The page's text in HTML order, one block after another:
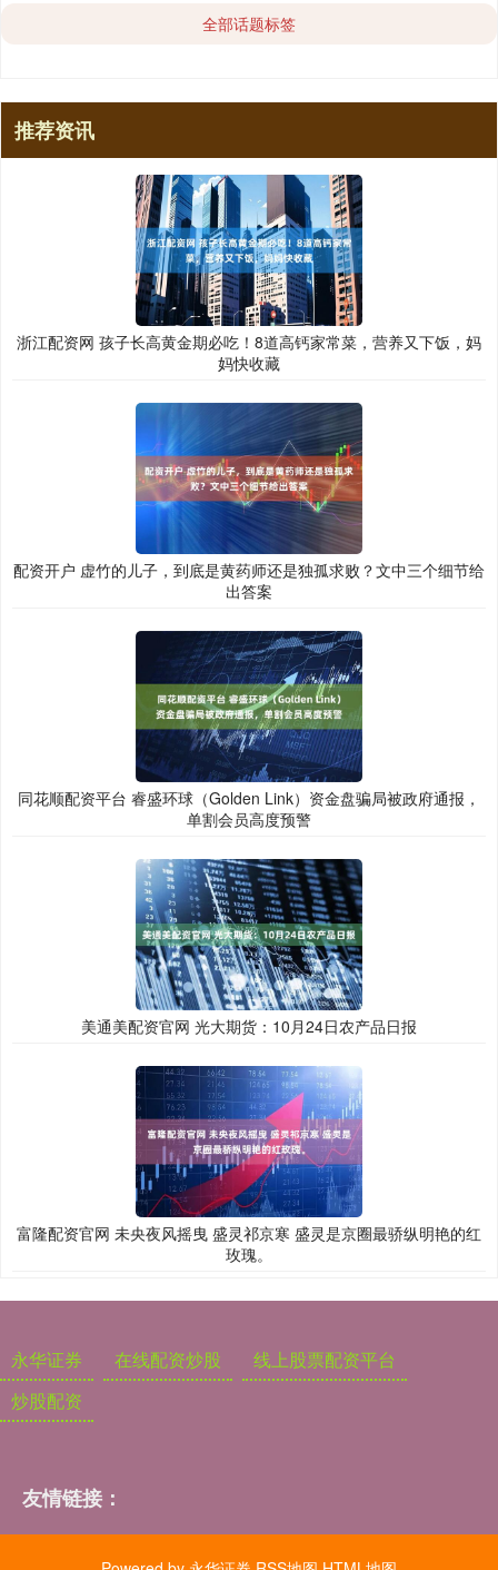
全部话题标签
推荐资讯
浙江配资网 孩子长高黄金期必吃！8道高钙家常菜，营养又下饭，妈
妈快收藏
配资开户 虚竹的儿子，到底是黄药师还是独孤求败？文中三个细节给
出答案
同花顺配资平台 睿盛环球（Golden Link）资金盘骗局被政府通报，
单割会员高度预警
美通美配资官网 光大期货：10月24日农产品日报
富隆配资官网 未央夜风摇曳 盛灵祁京寒 盛灵是京圈最骄纵明艳的红
玫瑰。
永华证券 在线配资炒股
线上股票配资平台
炒股配资
友情链接：